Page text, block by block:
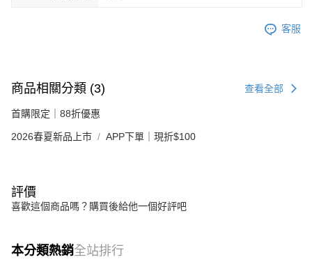
客服
商品相關分類 (3) 查看全部
首購限定｜88折優惠
2026春夏新品上市 APP下單｜現折$100
評價
喜歡這個商品嗎？購買後給他一個好評吧
本分類熱銷全站排行